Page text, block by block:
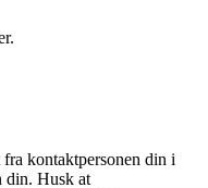
kontaktpersonen din i
din. Husk at